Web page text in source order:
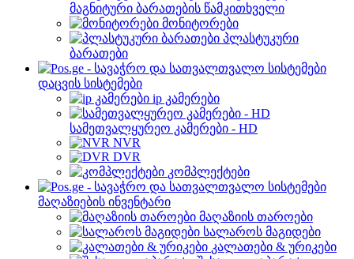
მაგნიტური ბარათების წამკითხველი
მონიტორები
პლასტუკური
ბარათები
დაცვის სისტემები
ip კამერები
სამეთვალყურეო კამერები - HD
NVR
DVR
კომპლექტები
მაღაზიების ინვენტარი
მაღაზიის თაროები
სალაროს მაგიდები
კალათები & ურიკები